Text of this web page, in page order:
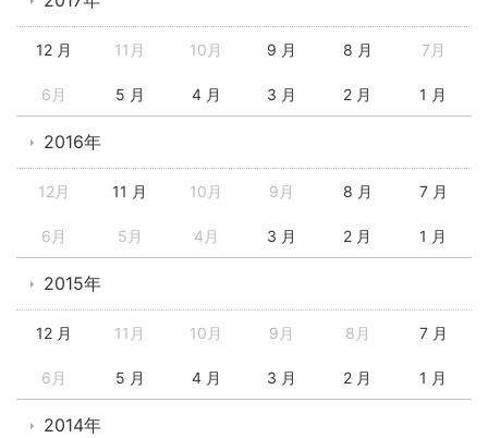
12 月 11月 10月 9 月 8 月 7月
6月 5 月 4 月 3 月 2 月 1 月
2016年
12月 11 月 10月 9月 8 月 7 月
6月 5月 4月 3 月 2 月 1 月
2015年
12 月 11月 10月 9月 8月 7 月
6月 5 月 4 月 3 月 2 月 1 月
2014年